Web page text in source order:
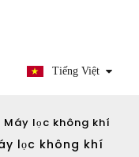
Máy lọc không khí
trong suốt không